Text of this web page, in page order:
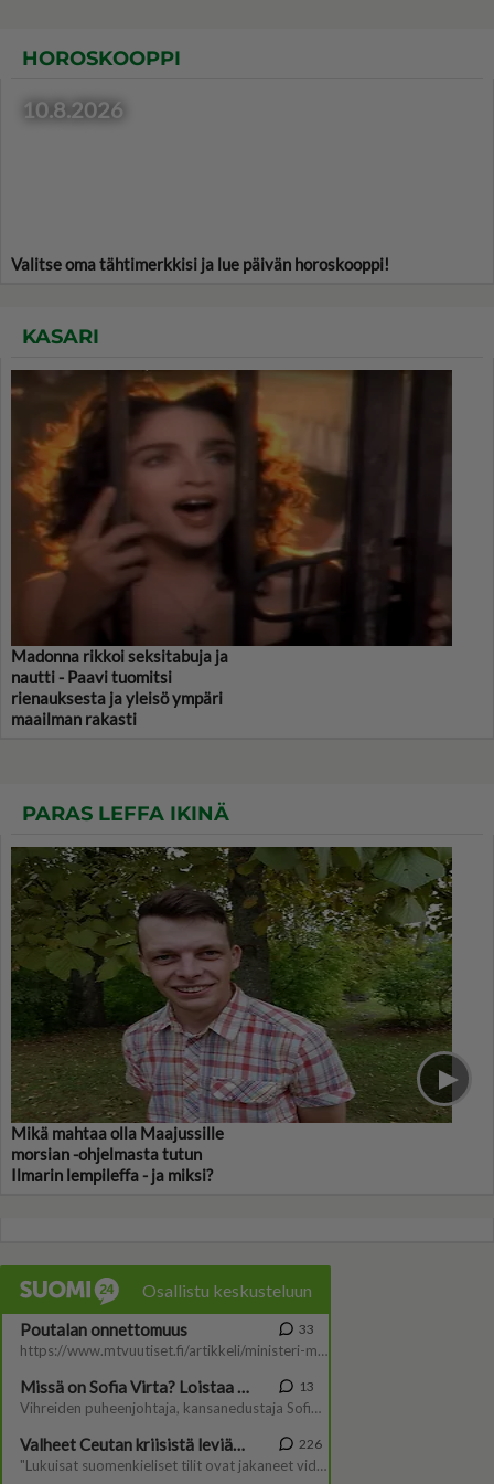
HOROSKOOPPI
10.8.2026
Valitse oma tähtimerkkisi ja lue päivän horoskooppi!
KASARI
Madonna rikkoi seksitabuja ja
nautti - Paavi tuomitsi
rienauksesta ja yleisö ympäri
maailman rakasti
PARAS LEFFA IKINÄ
Mikä mahtaa olla Maajussille
morsian -ohjelmasta tutun
Ilmarin lempileffa - ja miksi?